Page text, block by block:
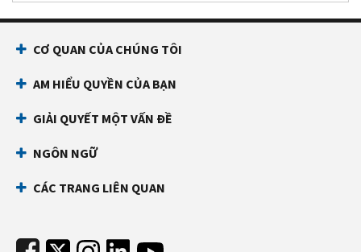
Footer Navigation
CƠ QUAN CỦA CHÚNG TÔI
AM HIỂU QUYỀN CỦA BẠN
GIẢI QUYẾT MỘT VẤN ĐỀ
NGÔN NGỮ
CÁC TRANG LIÊN QUAN